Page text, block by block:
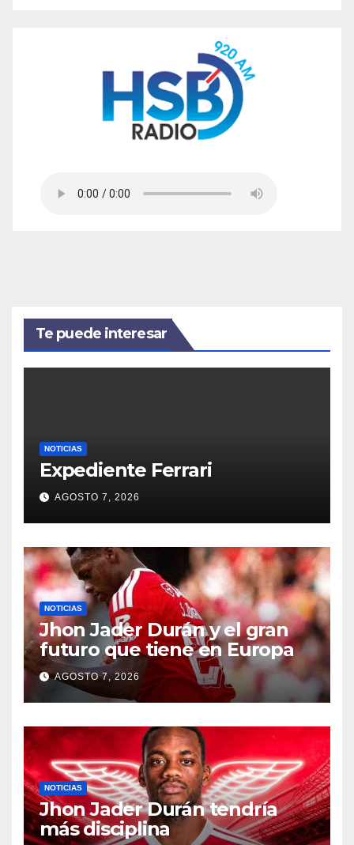
Te puede interesar
NOTICIAS
Expediente Ferrari
AGOSTO 7, 2026
NOTICIAS
Jhon Jader Durán y el gran
futuro que tiene en Europa
AGOSTO 7, 2026
NOTICIAS
Jhon Jader Durán tendría
más disciplina